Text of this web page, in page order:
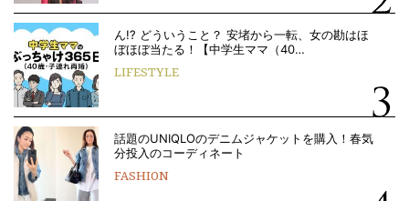
ん!? どういうこと？ 安堵から一転、女の勘はほ
ぼほぼ当たる！【中学生ママ（40…
LIFESTYLE
話題のUNIQLOのデニムジャケットを購入！春気
分投入のコーディネート
FASHION